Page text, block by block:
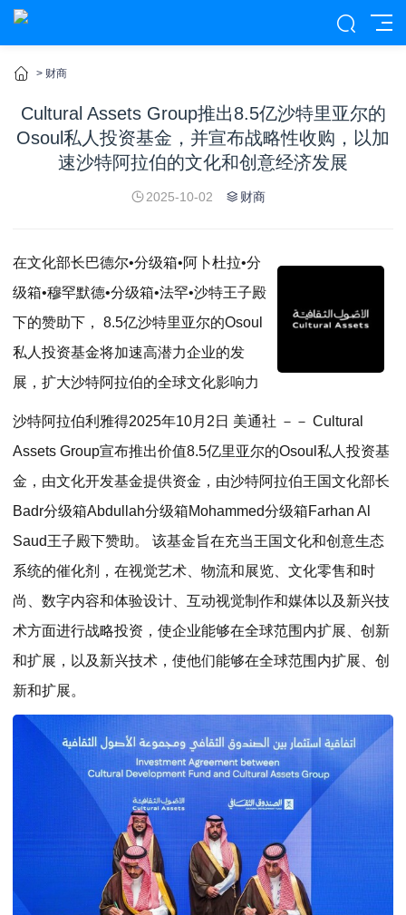
> 财商
Cultural Assets Group推出8.5亿沙特里亚尔的
Osoul私人投资基金，并宣布战略性收购，以加
速沙特阿拉伯的文化和创意经济发展
2025-10-02 财商
在文化部长巴德尔•分级箱•阿卜杜拉•分
级箱•穆罕默德•分级箱•法罕•沙特王子殿
下的赞助下， 8.5亿沙特里亚尔的Osoul
私人投资基金将加速高潜力企业的发
展，扩大沙特阿拉伯的全球文化影响力
沙特阿拉伯利雅得2025年10月2日 美通社 －－ Cultural
Assets Group宣布推出价值8.5亿里亚尔的Osoul私人投资基
金，由文化开发基金提供资金，由沙特阿拉伯王国文化部长
Badr分级箱Abdullah分级箱Mohammed分级箱Farhan Al
Saud王子殿下赞助。 该基金旨在充当王国文化和创意生态
系统的催化剂，在视觉艺术、物流和展览、文化零售和时
尚、数字内容和体验设计、互动视觉制作和媒体以及新兴技
术方面进行战略投资，使企业能够在全球范围内扩展、创新
和扩展，以及新兴技术，使他们能够在全球范围内扩展、创
新和扩展。